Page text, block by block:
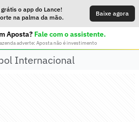
o app do Lance!
na palma da mão.
Baixe agora
Aposta? Fale com o assistente.
adverte: Aposta não é investimento
Internacional